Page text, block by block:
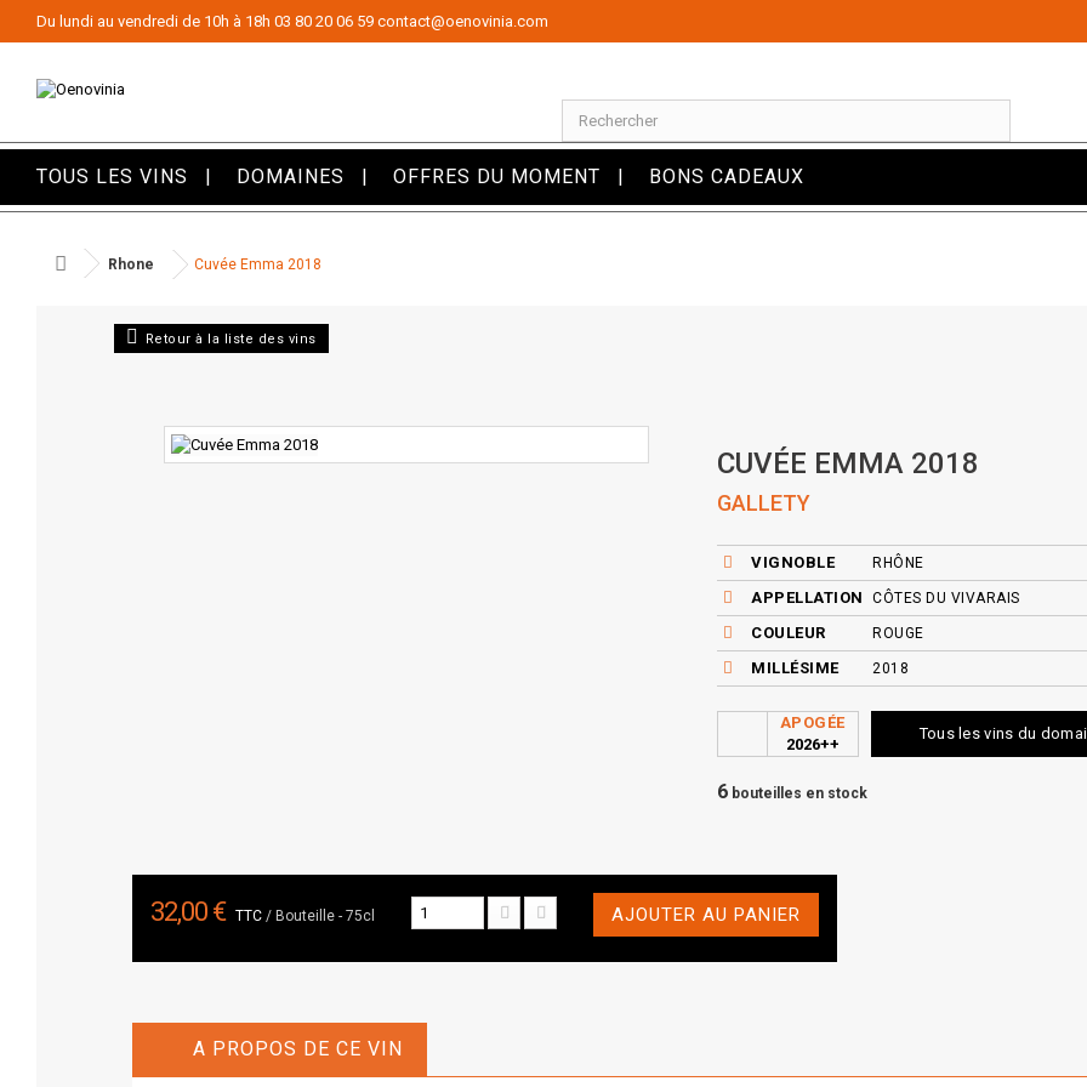
Du lundi au vendredi de 10h à 18h 03 80 20 06 59 contact@oenovinia.com
TOUS LES VINS DOMAINES OFFRES DU MOMENT BONS CADEAUX
Rhone Cuvée Emma 2018
Retour à la liste des vins
CUVÉE EMMA 2018
GALLETY
VIGNOBLE RHÔNE
APPELLATION CÔTES DU VIVARAIS
COULEUR ROUGE
MILLÉSIME 2018
APOGÉE
2026++
Tous les vins du
6 bouteilles en stock
32,00 € TTC / Bouteille - 75cl AJOUTER AU PANIER
A PROPOS DE CE VIN
Panneau de gestion des cookies